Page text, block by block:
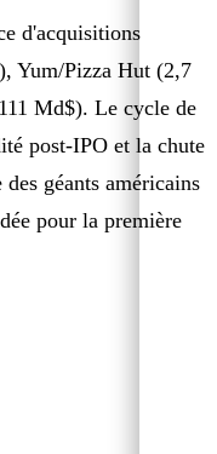
d'acquisitions
Yum/Pizza Hut (2,7
Md$). Le cycle de
post-IPO et la chute
géants américains
pour la première